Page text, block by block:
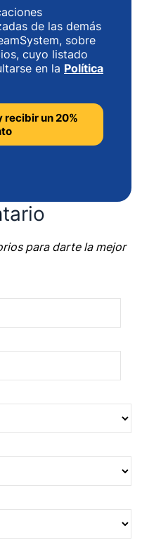
de las demás
sobre
cuyo listado
en la Política
para darte la mejor